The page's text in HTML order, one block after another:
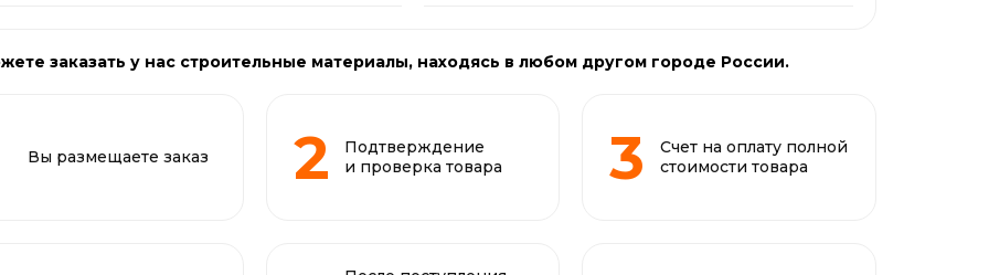
заказать у нас строительные материалы, находясь в любом другом городе России.
Вы размещаете заказ
Подтверждение
и проверка товара
Счет на оплату полной
стоимости товара